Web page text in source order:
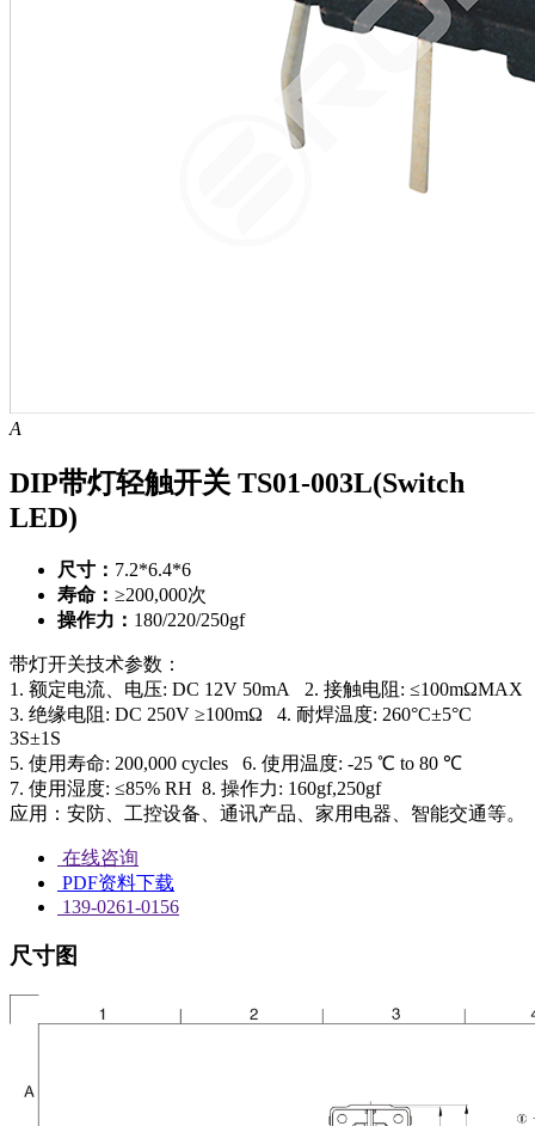
A
DIP带灯轻触开关 TS01-003L(Switch
LED)
尺寸： 7.2*6.4*6
寿命： ≥200,000次
操作力： 180/220/250gf
带灯开关技术参数：
1. 额定电流、电压: DC 12V 50mA
2. 接触电阻: ≤100mΩMAX
3. 绝缘电阻: DC 250V ≥100mΩ
4. 耐焊温度: 260°C±5°C
3S±1S
5. 使用寿命: 200,000 cycles
6. 使用温度: -25 ℃ to 80 ℃
7. 使用湿度: ≤85% RH 8. 操作力: 160gf,250gf
应用：安防、工控设备、通讯产品、家用电器、智能交通等。
在线咨询
PDF资料下载
139-0261-0156
尺寸图